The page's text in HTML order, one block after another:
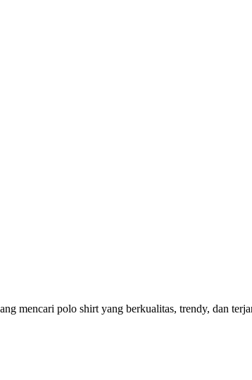
mencari polo shirt yang berkualitas, trendy, dan